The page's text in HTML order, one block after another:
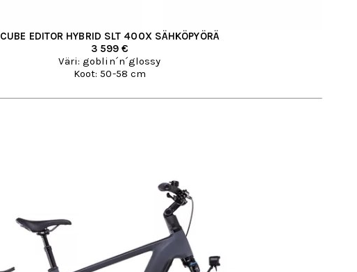
CUBE EDITOR HYBRID SLT 400X SÄHKÖPYÖRÄ
3 599 €
Väri: goblin´n´glossy
Koot: 50-58 cm